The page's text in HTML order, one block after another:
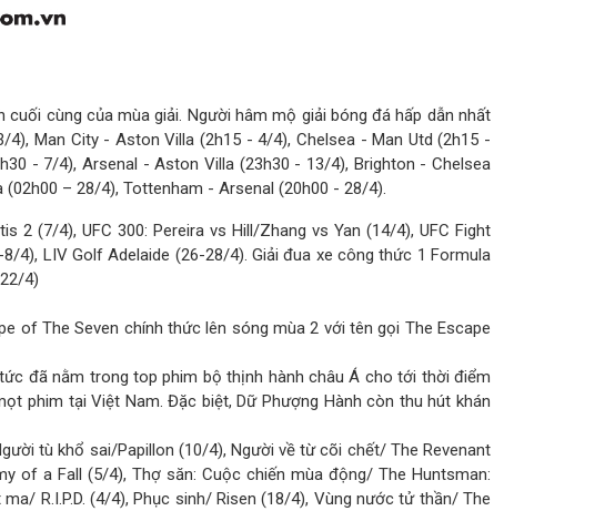
cùng của mùa giải. Người hâm mộ giải bóng đá hấp dẫn nhất
Man City - Aston Villa (2h15 - 4/4), Chelsea - Man Utd (2h15 -
- 7/4), Arsenal - Aston Villa (23h30 - 13/4), Brighton - Chelsea
– 28/4), Tottenham - Arsenal (20h00 - 28/4).
2 (7/4), UFC 300: Pereira vs Hill/Zhang vs Yan (14/4), UFC Fight
4), LIV Golf Adelaide (26-28/4). Giải đua xe công thức 1 Formula
4)
of The Seven chính thức lên sóng mùa 2 với tên gọi The Escape
đã nằm trong top phim bộ thịnh hành châu Á cho tới thời điểm
phim tại Việt Nam. Đặc biệt, Dữ Phượng Hành còn thu hút khán
tù khổ sai/Papillon (10/4), Người về từ cõi chết/ The Revenant
of a Fall (5/4), Thợ săn: Cuộc chiến mùa động/ The Huntsman:
R.I.P.D. (4/4), Phục sinh/ Risen (18/4), Vùng nước tử thần/ The